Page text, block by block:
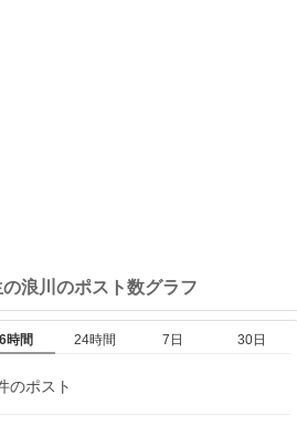
の浪川のポスト数グラフ
6時間 24時間 7日 30日
のポスト